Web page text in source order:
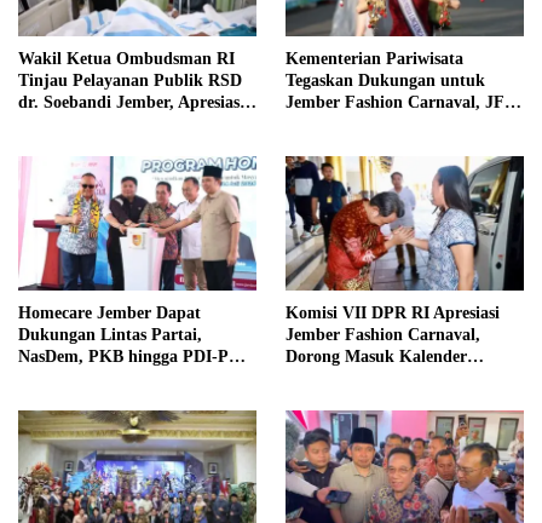
Wakil Ketua Ombudsman RI
Tinjau Pelayanan Publik RSD
dr. Soebandi Jember, Apresiasi
Kementerian Pariwisata
Tegaskan Dukungan untuk
Jember Fashion Carnaval, JFC
Homecare Jember Dapat
Dukungan Lintas Partai,
NasDem, PKB hingga PDI-P
Komisi VII DPR RI Apresiasi
Jember Fashion Carnaval,
Dorong Masuk Kalender